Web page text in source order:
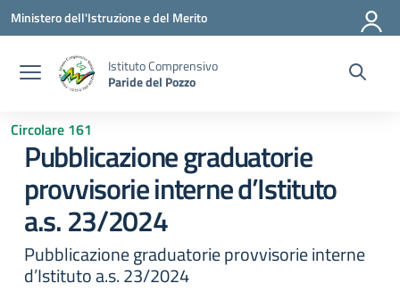
Vai ai contenuti
Vai al menu di navigazione
Vai al footer
Ministero dell'Istruzione e del Merito
Istituto Comprensivo
Paride del Pozzo
Circolare 161
Pubblicazione graduatorie
provvisorie interne d’Istituto
a.s. 23/2024
Pubblicazione graduatorie provvisorie interne
d’Istituto a.s. 23/2024